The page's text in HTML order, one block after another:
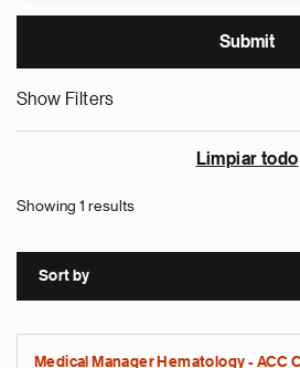
Show Filters
Limpiar todo
Showing 1 results
Sort by
Medical Manager Hematology - ACC